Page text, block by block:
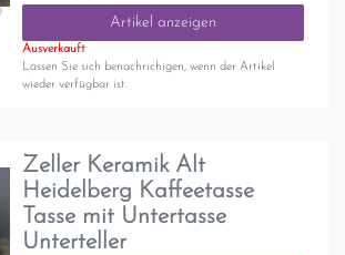
Artikel anzeigen
Ausverkauft
Lassen Sie sich benachrichigen, wenn der Artikel
wieder verfügbar ist.
Zeller Keramik Alt
Heidelberg Kaffeetasse
Tasse mit Untertasse
Unterteller